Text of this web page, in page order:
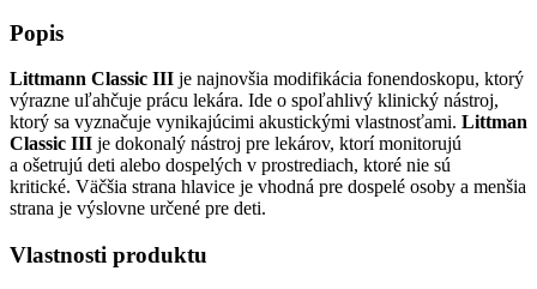
Popis
Littmann Classic III je najnovšia modifikácia fonendoskopu, ktorý
výrazne uľahčuje prácu lekára. Ide o spoľahlivý klinický nástroj,
ktorý sa vyznačuje vynikajúcimi akustickými vlastnosťami. Littman
Classic III je dokonalý nástroj pre lekárov, ktorí monitorujú
a ošetrujú deti alebo dospelých v prostrediach, ktoré nie sú
kritické. Väčšia strana hlavice je vhodná pre dospelé osoby a menšia
strana je výslovne určené pre deti.
Vlastnosti produktu